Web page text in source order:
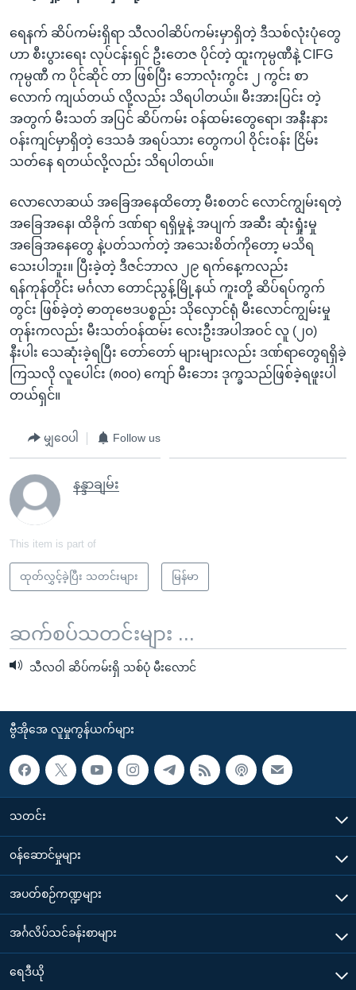
ရေနက် ဆိပ်ကမ်းရှိရာ သီလဝါဆိပ်ကမ်းမှာရှိတဲ့ ဒီသစ်လုံးပုံတွေ
ဟာ စီးပွားရေး လုပ်ငန်းရှင် ဦးတေဇ ပိုင်တဲ့ ထူးကုမ္ပဏီနဲ့ CIFG
ကုမ္ပဏီ က ပိုင်ဆိုင် တာ ဖြစ်ပြီး ဘောလုံးကွင်း ၂ ကွင်း စာ
လောက် ကျယ်တယ် လို့လည်း သိရပါတယ်။ မီးအားပြင်း တဲ့
အတွက် မီးသတ် အပြင် ဆိပ်ကမ်း ဝန်ထမ်းတွေရော၊ အနီးနား
ဝန်းကျင်မှာရှိတဲ့ ဒေသခံ အရပ်သား တွေကပါ ဝိုင်းဝန်း ငြိမ်း
သတ်နေ ရတယ်လို့လည်း သိရပါတယ်။
လောလောဆယ် အခြေအနေထိတော့ မီးစတင် လောင်ကျွမ်းရတဲ့
အခြေအနေ၊ ထိခိုက် ဒဏ်ရာ ရရှိမှုနဲ့ အပျက် အဆီး ဆုံးရှုံးမှု
အခြေအနေတွေ နဲ့ပတ်သက်တဲ့ အသေးစိတ်ကိုတော့ မသိရ
သေးပါဘူး။ ပြီးခဲ့တဲ့ ဒီဇင်ဘာလ ၂၉ ရက်နေ့ကလည်း
ရန်ကုန်တိုင်း မင်္ဂလာ တောင်ညွန့်မြို့နယ် ကူးတို့ ဆိပ်ရပ်ကွက်
တွင်း ဖြစ်ခဲ့တဲ့ ဓာတုဗေဒပစ္စည်း သိုလှောင်ရုံ မီးလောင်ကျွမ်းမှု
တုန်းကလည်း မီးသတ်ဝန်ထမ်း လေးဦးအပါအဝင် လူ (၂၀)
နီးပါး သေဆုံးခဲ့ရပြီး တော်တော် များများလည်း ဒဏ်ရာတွေရရှိခဲ့
ကြသလို လူပေါင်း (၈၀၀) ကျော် မီးဘေး ဒုက္ခသည်ဖြစ်ခဲ့ရဖူးပါ
တယ်ရှင်။
မျှဝေပါ Follow us
နန္ဒာချမ်း
This item is part of
ထုတ်လွှင့်ခဲ့ပြီး သတင်းများ မြန်မာ
ဆက်စပ်သတင်းများ ...
သီလဝါ ဆိပ်ကမ်းရှိ သစ်ပုံ မီးလောင်
ဗွီအိုအေ လူမှုကွန်ယက်များ
သတင်း
၀န်ဆောင်မှုများ
အပတ်စဉ်ကဏ္ဍများ
အင်္ဂလိပ်သင်ခန်းစာများ
ရေဒီယို